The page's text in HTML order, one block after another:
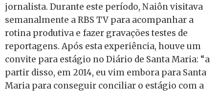
jornalista. Durante este período, Naiôn visitava
semanalmente a RBS TV para acompanhar a
rotina produtiva e fazer gravações testes de
reportagens. Após esta experiência, houve um
convite para estágio no Diário de Santa Maria: “a
partir disso, em 2014, eu vim embora para Santa
Maria para conseguir conciliar o estágio com a